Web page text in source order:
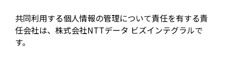
共同利用する個人情報の管理について責任を有する責
任会社は、株式会社NTTデータ ビズインテグラルで
す。